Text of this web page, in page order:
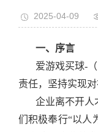
2025-04-09
一、序言
爱游戏买球-
责任，坚持实现
企业离不开人
们积极奉行“以人